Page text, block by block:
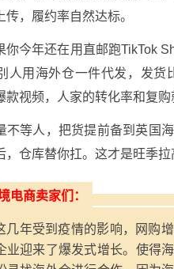
传，履约率自然达标。
你今年还在用直邮跑TikTok
人用海外仓一件代发，发
款视频，人家的转化率和复
不等人，把货提前备到英国
，仓库替你扛。这才是旺季拉
电商卖家们：
几年受到疫情的影响，网购
业迎来了爆发式增长。使得